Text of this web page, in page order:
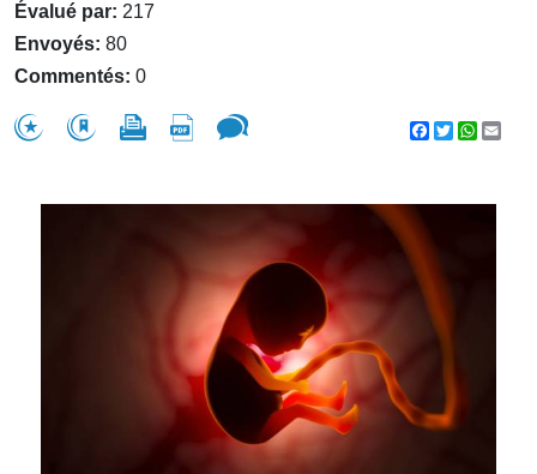
Évalué par: 217
Envoyés: 80
Commentés: 0
Facebook
Twitter